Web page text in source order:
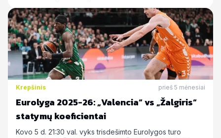
Krepšinis prieš 5 mėnesiai
Eurolyga 2025-26: „Valencia“ vs „Žalgiris“
statymų koeficientai
Kovo 5 d. 21:30 val. vyks trisdešimto Eurolygos turo